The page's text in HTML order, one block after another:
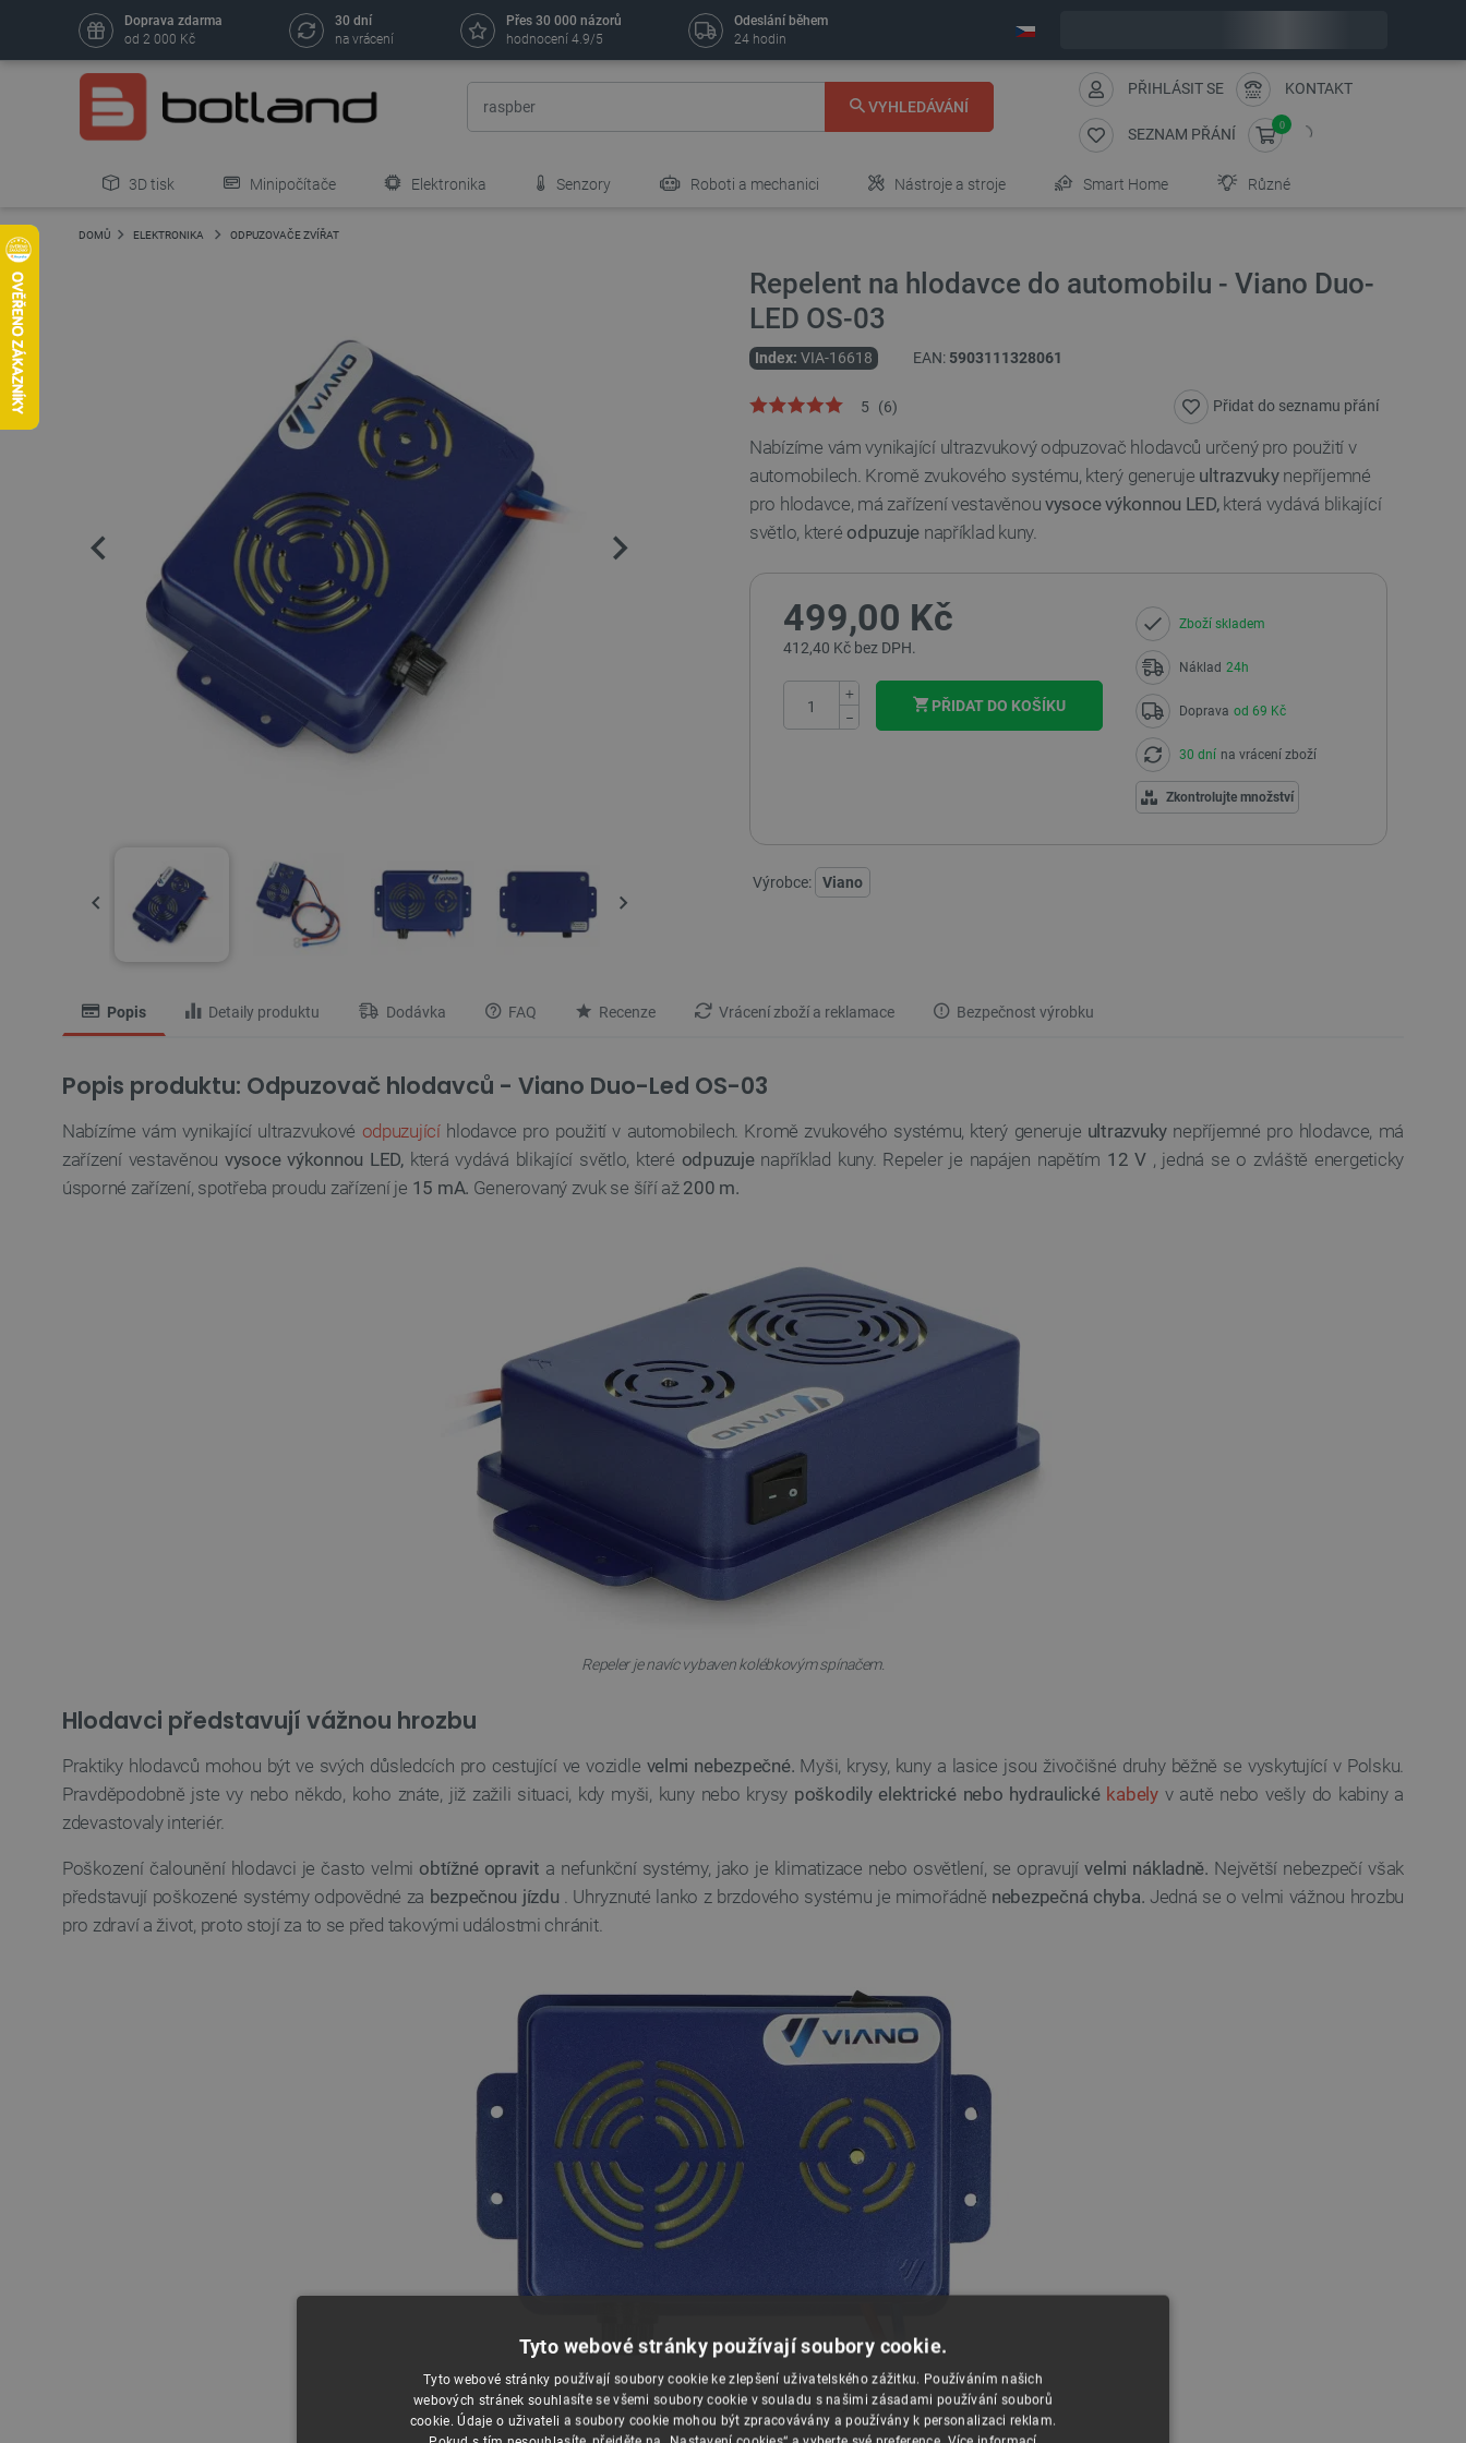
Doprava zdarma
od 2 000 Kč
30 dní
na vrácení
Přes 30 000 názorů
hodnocení 4.9/5
Odeslání během
24 hodin
VYHLEDÁVÁNÍ
PŘIHLÁSIT SE KONTAKT
SEZNAM PŘÁNÍ
0
3D tisk Minipočítače Elektronika Senzory Roboti a mechanici Nástroje a stroje Smart Home Různé
DOMŮ ELEKTRONIKA ODPUZOVAČE ZVÍŘAT
Repelent na hlodavce do automobilu - Viano Duo-
LED OS-03
Index: VIA-16618 EAN: 5903111328061
5 (6) Přidat do seznamu přání
Nabízíme vám vynikající ultrazvukový odpuzovač hlodavců určený pro použití v
automobilech. Kromě zvukového systému, který generuje ultrazvukynepříjemné
pro hlodavce, má zařízení vestavěnouvysoce výkonnou LED,která vydává blikající
světlo, které odpuzuje například kuny.
499,00 Kč
412,40 Kč bez DPH.
+
−
PŘIDAT DO KOŠÍKU
Zboží skladem
Náklad 24h
Doprava od 69 Kč
30 dní na vrácení zboží
Zkontrolujte množství
Výrobce: Viano
Popis Detaily produktu Dodávka FAQ Recenze Vrácení zboží a reklamace Bezpečnost výrobku
Popis produktu: Odpuzovač hlodavců - Viano Duo-Led OS-03
Nabízíme vám vynikající ultrazvukové odpuzujícíhlodavce pro použití v automobilech. Kromě zvukového systému, který generuje ultrazvuky nepříjemné pro hlodavce, má
zařízení vestavěnou vysoce výkonnou LED,která vydává blikající světlo, které odpuzujenapříklad kuny. Repeler je napájen napětím 12 V, jedná se o zvláště energeticky
úsporné zařízení, spotřeba proudu zařízení je 15 mA. Generovaný zvuk se šíří až 200 m.
Repeler je navíc vybaven kolébkovým spínačem.
Hlodavci představují vážnou hrozbu
Praktiky hlodavců mohou být ve svých důsledcích pro cestující ve vozidle velmi nebezpečné. Myši, krysy, kuny a lasice jsou živočišné druhy běžně se vyskytující v Polsku.
Pravděpodobně jste vy nebo někdo, koho znáte, již zažili situaci, kdy myši, kuny nebo krysy poškodily elektrické nebo hydraulické kabelyv autě nebo vešly do kabiny a
zdevastovaly interiér.
Poškození čalounění hlodavci je často velmi obtížné opravit a nefunkční systémy, jako je klimatizace nebo osvětlení, se opravujívelmi nákladně. Největší nebezpečí však
představují poškozené systémy odpovědné za bezpečnou jízdu . Uhryznuté lanko z brzdového systému je mimořádně nebezpečná chyba. Jedná se o velmi vážnou hrozbu
pro zdraví a život, proto stojí za to se před takovými událostmi chránit.
Repeller je vybaven dvěma bzučáky.
Tyto webové stránky používají soubory cookie.
Tyto webové stránky používají soubory cookie ke zlepšení uživatelského zážitku. Používáním našich
webových stránek souhlasíte se všemi soubory cookie v souladu s našimi zásadami používání souborů
cookie. Údaje o uživateli a soubory cookie mohou být zpracovávány a používány k personalizaci reklam.